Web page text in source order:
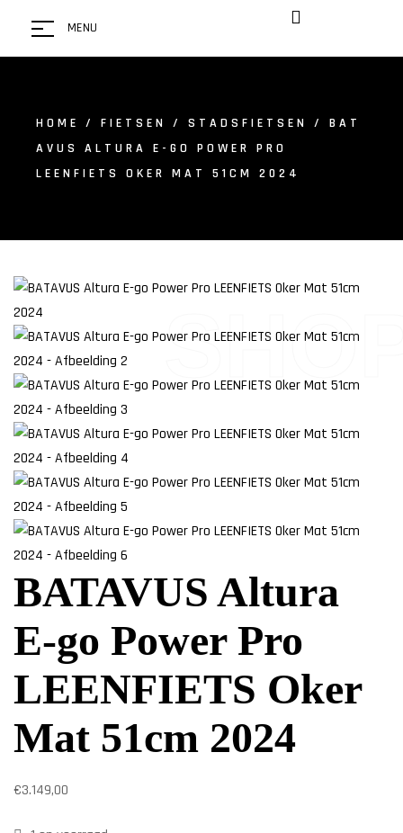
MENU
HOME / FIETSEN / STADSFIETSEN
/ BAT
AVUS ALTURA E-GO POWER PRO
LEENFIETS OKER MAT 51CM 2024
BATAVUS Altura
E-go Power Pro
LEENFIETS Oker
Mat 51cm 2024
€3.149,00